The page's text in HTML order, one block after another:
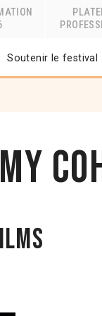
Soutenir le festival